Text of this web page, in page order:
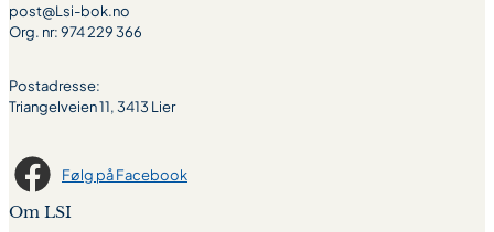
post@Lsi-bok.no
Org. nr: 974 229 366
Postadresse:
Triangelveien 11, 3413 Lier
Følg på Facebook
Om LSI